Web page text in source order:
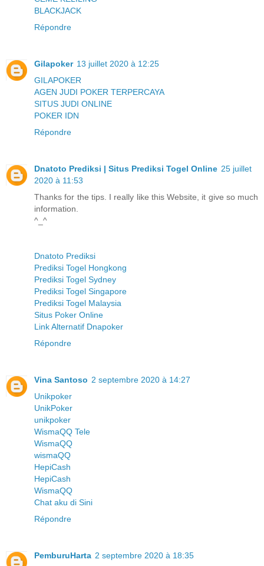
BLACKJACK
Répondre
Gilapoker 13 juillet 2020 à 12:25
GILAPOKER
AGEN JUDI POKER TERPERCAYA
SITUS JUDI ONLINE
POKER IDN
Répondre
Dnatoto Prediksi | Situs Prediksi Togel Online 25 juillet
2020 à 11:53
Thanks for the tips. I really like this Website, it give so much
information.
^_^
Dnatoto Prediksi
Prediksi Togel Hongkong
Prediksi Togel Sydney
Prediksi Togel Singapore
Prediksi Togel Malaysia
Situs Poker Online
Link Alternatif Dnapoker
Répondre
Vina Santoso 2 septembre 2020 à 14:27
Unikpoker
UnikPoker
unikpoker
WismaQQ Tele
WismaQQ
wismaQQ
HepiCash
HepiCash
WismaQQ
Chat aku di Sini
Répondre
PemburuHarta 2 septembre 2020 à 18:35